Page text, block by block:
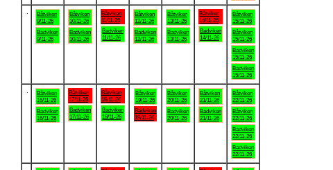
Båtviken
9/11-26
Badviken
9/11-26
Båtviken
10/11-26
Badviken
10/11-26
Båtviken
11/11-26
Badviken
11/11-26
Båtviken
12/11-26
Badviken
12/11-26
Båtviken
13/11-26
Badviken
13/11-26
Båtviken
14/11-26
Badviken
14/11-26
Båtviken
15/11-26
Båtviken
15/11-26
Badviken
15/11-26
Badviken
15/11-26
Båtviken
16/11-26
Badviken
16/11-26
Båtviken
17/11-26
Badviken
17/11-26
Båtviken
18/11-26
Badviken
18/11-26
Båtviken
19/11-26
Badviken
19/11-26
Båtviken
20/11-26
Badviken
20/11-26
Båtviken
21/11-26
Badviken
21/11-26
Båtviken
22/11-26
Båtviken
22/11-26
Badviken
22/11-26
Badviken
22/11-26